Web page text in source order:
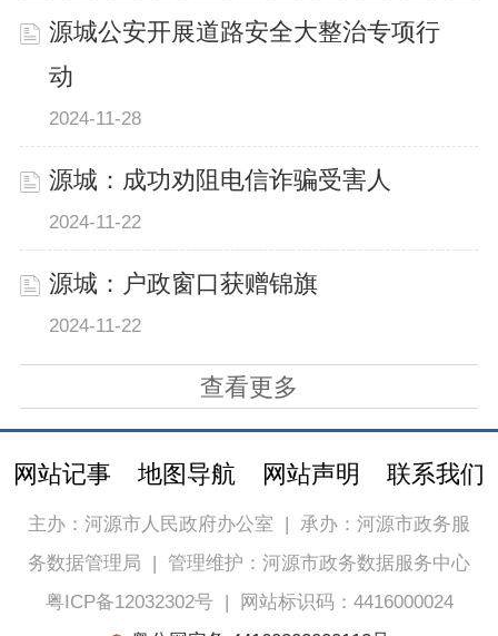
源城公安开展道路安全大整治专项行
动
2024-11-28
源城：成功劝阻电信诈骗受害人
2024-11-22
源城：户政窗口获赠锦旗
2024-11-22
查看更多
网站记事 地图导航 网站声明 联系我们
主办：河源市人民政府办公室
承办：河源市政务服
务数据管理局
管理维护：河源市政务数据服务中心
粤ICP备12032302号|
网站标识码：4416000024